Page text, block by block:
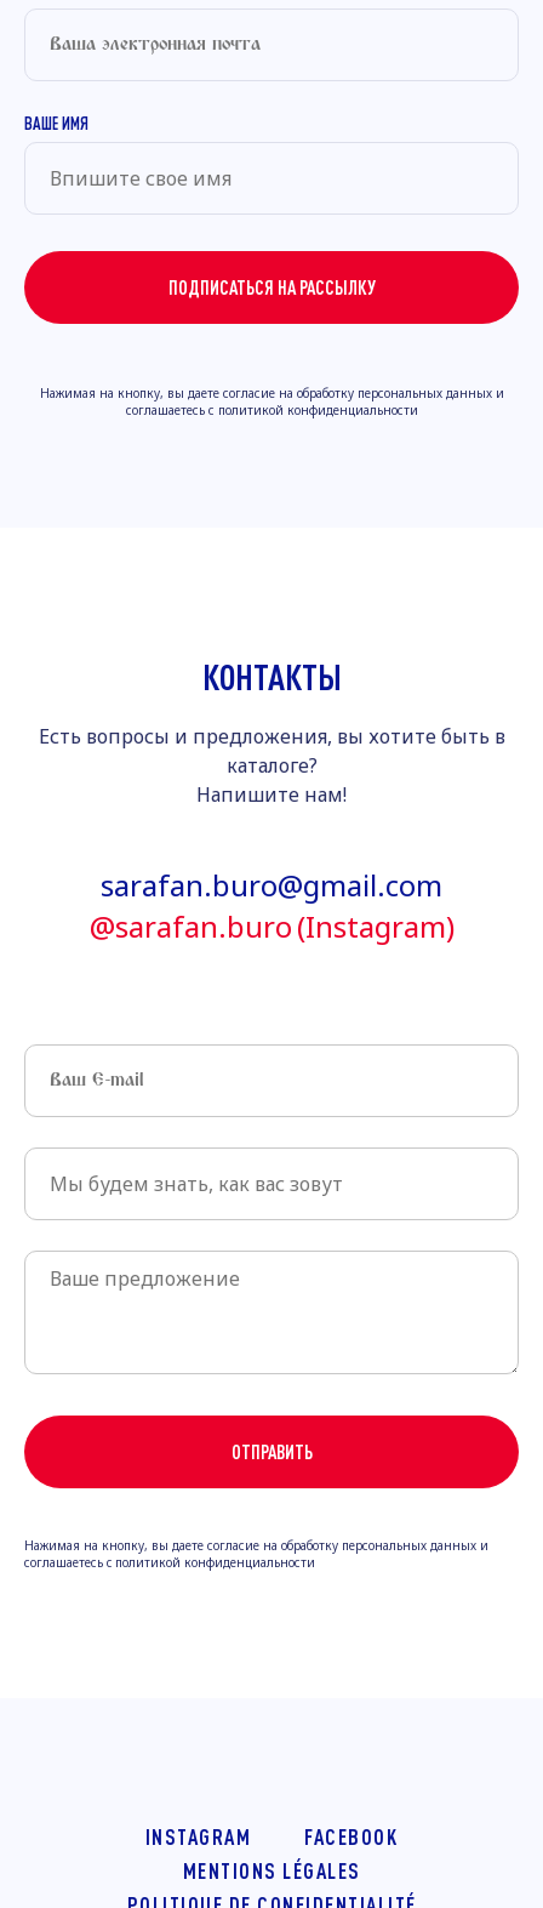
ВАШЕ ИМЯ
ПОДПИСАТЬСЯ НА РАССЫЛКУ
Нажимая на кнопку, вы даете согласие на обработку персональных данных и
соглашаетесь с политикой конфиденциальности
КОНТАКТЫ
Есть вопросы и предложения, вы хотите быть в
каталоге?
Напишите нам!
sarafan.buro@gmail.com
@sarafan.buro(Instagram)
ОТПРАВИТЬ
Нажимая на кнопку, вы даете согласие на обработку персональных данных и
соглашаетесь c политикой конфиденциальности
INSTAGRAM
FACEBOOK
MENTIONS LÉGALES